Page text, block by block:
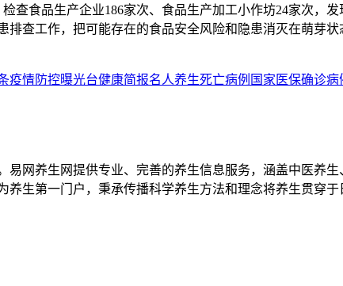
查食品生产企业186家次、食品生产加工小作坊24家次，
查工作，把可能存在的食品安全风险和隐患消灭在萌芽状
疫情防控曝光台健康简报名人养生死亡病例 国家医保确诊病
网养生网提供专业、完善的养生信息服务，涵盖中医养
生第一门户，秉承传播科学养生方法和理念将养生贯穿